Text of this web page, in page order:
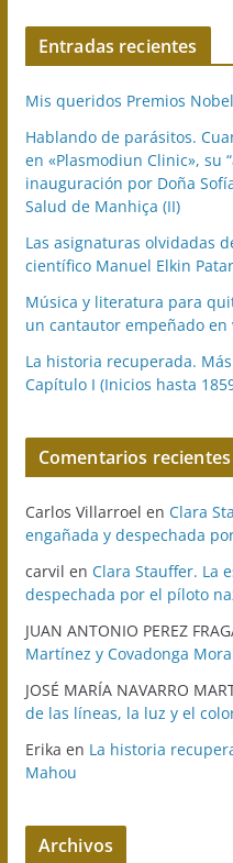
Entradas recientes
Mis queridos Premios
Hablando de parásitos.
en «Plasmodiun Clinic», su
inauguración por Doña
Salud de Manhiça (II)
Las asignaturas olvidadas
científico Manuel Elkin
Música y literatura para
un cantautor empeñado
La historia recuperada.
Capítulo I (Inicios hasta
Comentarios recientes
Carlos Villarroel en Clara
engañada y despechada
carvil en Clara Stauffer. La
despechada por el píloto
JUAN ANTONIO PEREZ
Martínez y Covadonga
JOSÉ MARÍA NAVARRO
de las líneas, la luz y el
Erika en La historia
Mahou
Archivos